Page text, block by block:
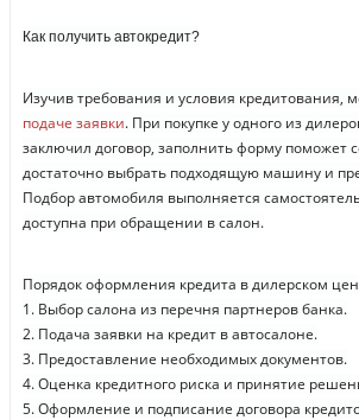
Как получить автокредит?
Изучив требования и условия кредитования,
подаче заявки. При покупке у одного из
заключил договор, заполнить форму поможет
достаточно выбрать подходящую машину и
Подбор автомобиля выполняется
доступна при обращении в салон.
Порядок оформления кредита в дилерском
1. Выбор салона из перечня партнеров банка.
2. Подача заявки на кредит в автосалоне.
3. Предоставление необходимых документов.
4. Оценка кредитного риска и принятие
5. Оформление и подписание договора